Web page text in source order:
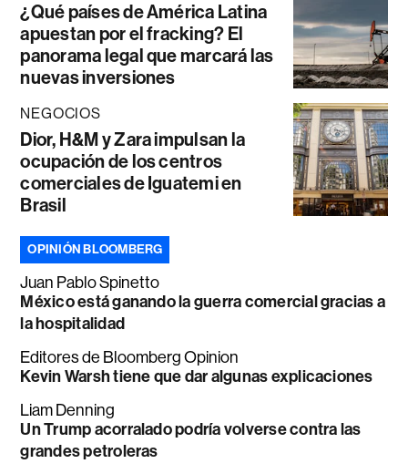
¿Qué países de América Latina
apuestan por el fracking? El
panorama legal que marcará las
nuevas inversiones
NEGOCIOS
Dior, H&M y Zara impulsan la
ocupación de los centros
comerciales de Iguatemi en
Brasil
OPINIÓN BLOOMBERG
Juan Pablo Spinetto
México está ganando la guerra comercial gracias a
la hospitalidad
Editores de Bloomberg Opinion
Kevin Warsh tiene que dar algunas explicaciones
Liam Denning
Un Trump acorralado podría volverse contra las
grandes petroleras